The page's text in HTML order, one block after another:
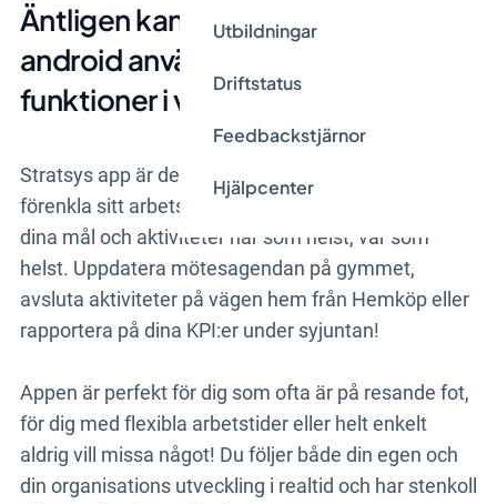
Utbildningar
Driftstatus
Feedbackstjärnor
Hjälpcenter
Äntligen kan du som använder
android använda alla smidiga
funktioner i vår app!
Stratsys app är det självklara valet för alla som vill
förenkla sitt arbetsliv. I den kan du enkelt följa upp
dina mål och aktiviteter när som helst, var som
helst. Uppdatera mötesagendan på gymmet,
avsluta aktiviteter på vägen hem från Hemköp eller
rapportera på dina KPI:er under syjuntan!
Appen är perfekt för dig som ofta är på resande fot,
för dig med flexibla arbetstider eller helt enkelt
aldrig vill missa något! Du följer både din egen och
din organisations utveckling i realtid och har stenkoll